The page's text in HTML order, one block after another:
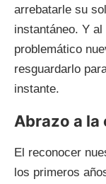
arrebatarle su
instantáneo. Y
problemático
resguardarlo
instante.
Abrazo a la
El reconocer
los primeros